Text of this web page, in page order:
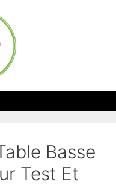
Basse
Test Et